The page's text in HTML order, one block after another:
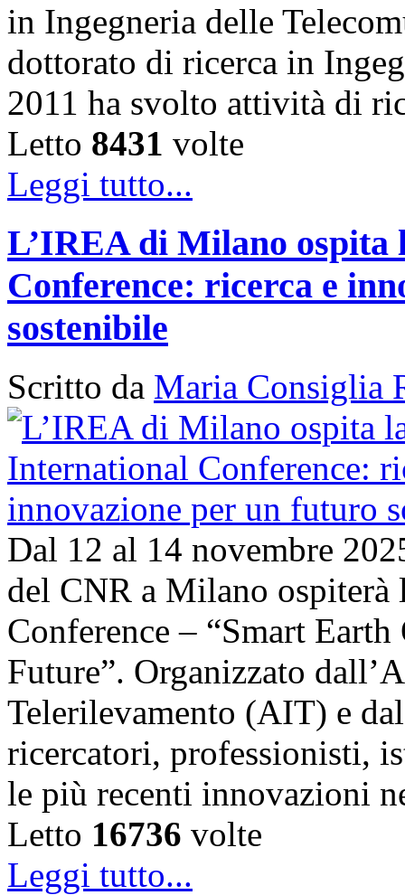
in Ingegneria delle
dottorato di ricerca in
2011 ha svolto attività di
Letto 8431 volte
Leggi tutto...
L’IREA di Milano
Conference: ricerca e
sostenibile
Scritto da Maria Consiglia
Dal 12 al 14 novembre
del CNR a Milano
Conference – “Smart
Future”. Organizzato
Telerilevamento (AIT) e
ricercatori, professionisti,
le più recenti innovazioni
Letto 16736 volte
Leggi tutto...